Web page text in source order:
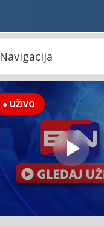
Navigacija
● UŽIVO